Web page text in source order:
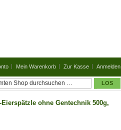
Mein Warenkorb Zur Kasse Anmelden
LOS
Eierspätzle ohne Gentechnik 500g,